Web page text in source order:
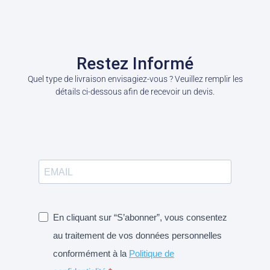
Restez Informé
Quel type de livraison envisagiez-vous ? Veuillez remplir les
détails ci-dessous afin de recevoir un devis.
En cliquant sur “S’abonner”, vous consentez
au traitement de vos données personnelles
conformément à la Politique de